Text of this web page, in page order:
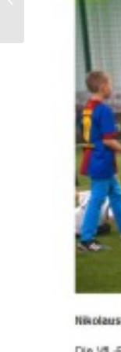
Kick Rückblick